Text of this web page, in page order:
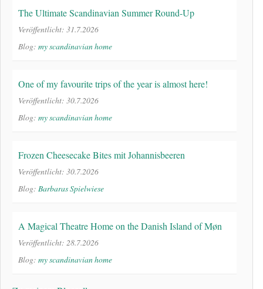
The Ultimate Scandinavian Summer Round-Up
Veröffentlicht: 31.7.2026
Blog: my scandinavian home
One of my favourite trips of the year is almost here!
Veröffentlicht: 30.7.2026
Blog: my scandinavian home
Frozen Cheesecake Bites mit Johannisbeeren
Veröffentlicht: 30.7.2026
Blog: Barbaras Spielwiese
A Magical Theatre Home on the Danish Island of Møn
Veröffentlicht: 28.7.2026
Blog: my scandinavian home